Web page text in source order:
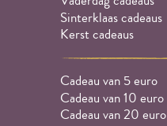
Sinterklaas cadeaus
Kerst cadeaus
Cadeau van 5 euro
Cadeau van 10 euro
Cadeau van 20 euro